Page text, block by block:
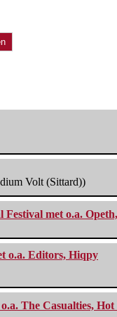
Volt (Sittard))
Festival met o.a.
o.a. Editors, Hiqpy
The Casualties,